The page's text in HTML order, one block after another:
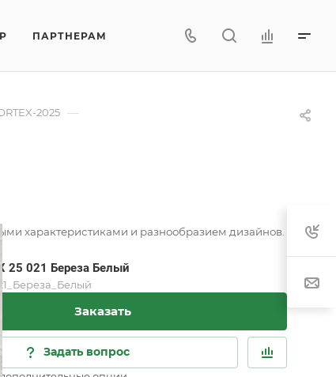
ПАРТНЕРАМ
2025 —
характеристиками и разнообразием дизайнов.
25 021 Береза Белый
Заказать
Задать вопрос